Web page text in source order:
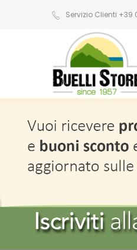
Servizio Clienti +39